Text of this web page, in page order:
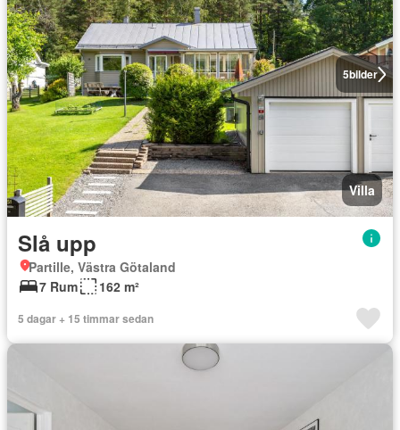
5bilder
Villa
Slå upp
Partille, Västra Götaland
7 Rum
162 m²
5 dagar + 15 timmar sedan